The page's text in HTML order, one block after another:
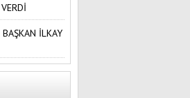
İLKAY